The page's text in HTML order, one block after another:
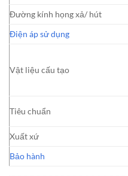
Đường kính họng xả/ hút
Điện áp sử dụng
Vật liệu cấu tạo
Tiêu chuẩn
Xuất xứ
Bảo hành